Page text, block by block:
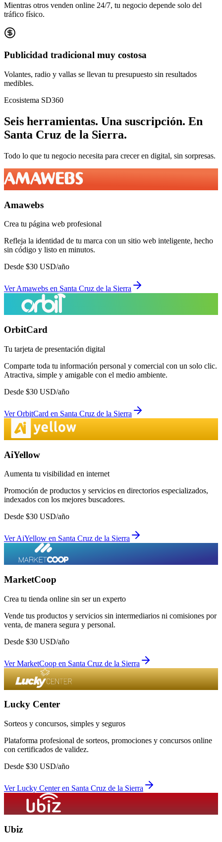
Mientras otros venden online 24/7, tu negocio depende solo del
tráfico físico.
Publicidad tradicional muy costosa
Volantes, radio y vallas se llevan tu presupuesto sin resultados
medibles.
Ecosistema SD360
Seis herramientas. Una suscripción. En
Santa Cruz de la Sierra.
Todo lo que tu negocio necesita para crecer en digital, sin sorpresas.
Amawebs
Crea tu página web profesional
Refleja la identidad de tu marca con un sitio web inteligente, hecho
sin código y listo en minutos.
Desde $30 USD/año
VerAmawebs en Santa Cruz de la Sierra
OrbitCard
Tu tarjeta de presentación digital
Comparte toda tu información personal y comercial con un solo clic.
Atractiva, simple y amigable con el medio ambiente.
Desde $30 USD/año
VerOrbitCard en Santa Cruz de la Sierra
AiYellow
Aumenta tu visibilidad en internet
Promoción de productos y servicios en directorios especializados,
indexados con los mejores buscadores.
Desde $30 USD/año
VerAiYellow en Santa Cruz de la Sierra
MarketCoop
Crea tu tienda online sin ser un experto
Vende tus productos y servicios sin intermediarios ni comisiones por
venta, de manera segura y personal.
Desde $30 USD/año
VerMarketCoop en Santa Cruz de la Sierra
Lucky Center
Sorteos y concursos, simples y seguros
Plataforma profesional de sorteos, promociones y concursos online
con certificados de validez.
Desde $30 USD/año
VerLucky Centeren Santa Cruz de la Sierra
Ubiz